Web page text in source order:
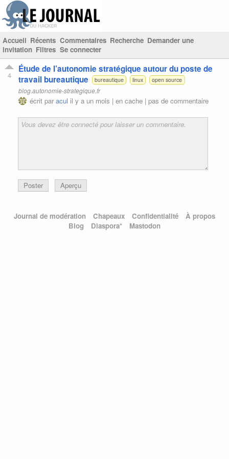
Accueil Récents Commentaires Recherche Demander une
invitation Filtres Se connecter
4
Étude de l’autonomie stratégique autour du poste de
travail bureautique
bureautique linux open source
blog.autonomie-strategique.fr
écrit paracul il y a un mois | en cache | pas de commentaire
Poster Aperçu
Journal de modération Chapeaux Confidentialité
À propos
Blog
Diaspora* Mastodon